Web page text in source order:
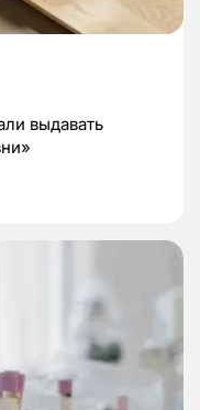
выдавать